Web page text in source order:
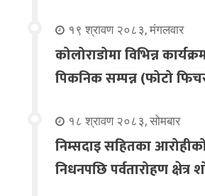
१९ श्रावण २०८३, मंगलवार
कोलोराडोमा विभिन्न
पिकनिक सम्पन्न (फोटो
१८ श्रावण २०८३, सोमबार
निम्सदाइ सहितका
निधनपछि पर्वतारोहण